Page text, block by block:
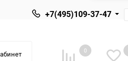
+7(495)109-37-47
0